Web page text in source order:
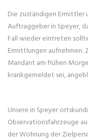
Die zuständigen
Auftraggeber in Speyer,
Fall wieder eintreten
Ermittlungen aufnehmen.
Mandant am frühen
krankgemeldet sei,
Unsere in Speyer
Observationsfahrzeuge
der Wohnung der